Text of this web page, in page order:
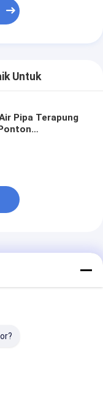
Untuk
Pipa Terapung